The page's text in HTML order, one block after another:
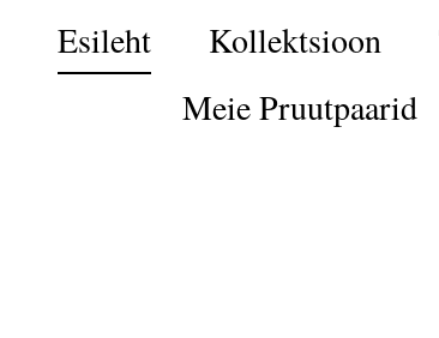
Esileht Kollektsioon
Meie Pruutpaarid